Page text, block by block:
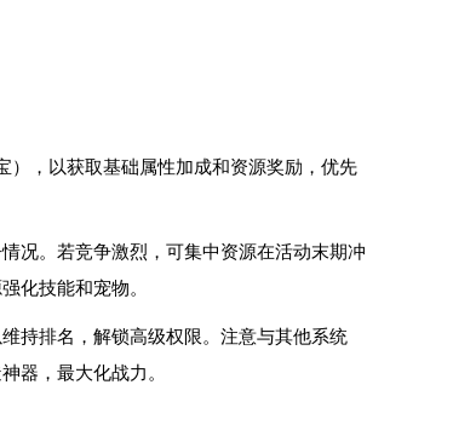
），以获取基础属性加成和资源奖励，优先
况。若竞争激烈，可集中资源在活动末期冲
化技能和宠物。
持排名，解锁高级权限。注意与其他系统
器，最大化战力。